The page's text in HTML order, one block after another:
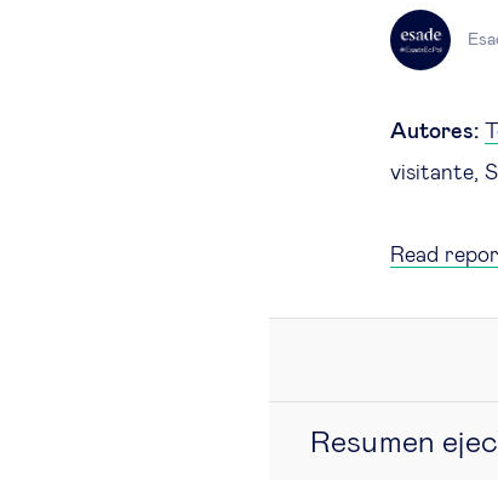
Autores:
visitante,
Read
Resumen